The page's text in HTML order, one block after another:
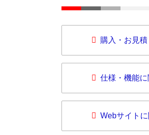
購入・お見
仕様・機能
Webサイト